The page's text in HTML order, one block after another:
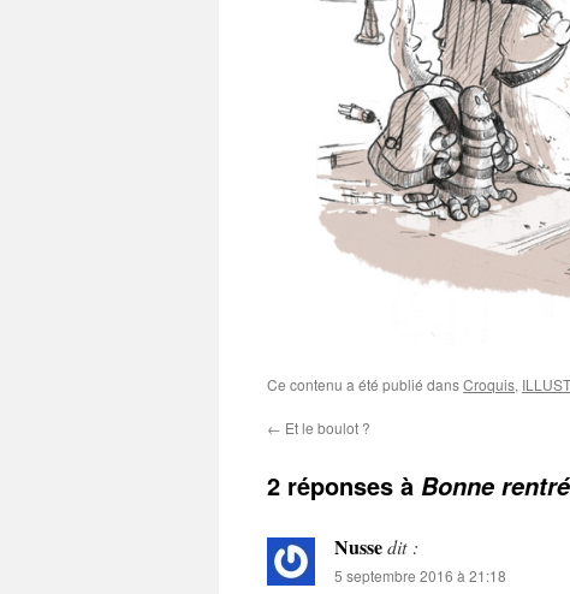
Ce contenu a été publié dansCroquis,
← Et le boulot ?
2 réponses à Bonne
Nussedit :
5 septembre 2016 à 21:18